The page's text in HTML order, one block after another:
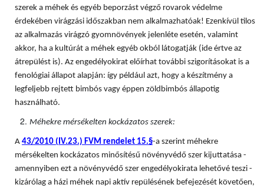
szerek a méhek és egyéb beporzást végző rovarok védelme
érdekében virágzási időszakban nem alkalmazhatóak! Ezenkívül tilos
az alkalmazás virágzó gyomnövények jelenléte esetén, valamint
akkor, ha a kultúrát a méhek egyéb okból látogatják (ide értve az
átrepülést is). Az engedélyokirat előírhat további szigorításokat is a
fenológiai állapot alapján: így például azt, hogy a készítmény a
legfeljebb rejtett bimbós vagy éppen zöldbimbós állapotig
használható.
Méhekre mérsékelten kockázatos szerek:
A 43/2010 (IV.23.) FVM rendelet 15.§-a szerint méhekre
mérsékelten kockázatos minősítésű növényvédő szer kijuttatása -
amennyiben ezt a növényvédő szer engedélyokirata lehetővé teszi -
kizárólag a házi méhek napi aktív repülésének befejezését követően,